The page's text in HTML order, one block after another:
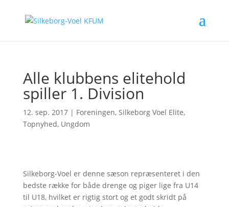
Alle klubbens elitehold
spiller 1. Division
12. sep. 2017| Foreningen, Silkeborg Voel Elite,
Topnyhed, Ungdom
Silkeborg-Voel er denne sæson repræsenteret i den
bedste række for både drenge og piger lige fra U14
til U18, hvilket er rigtig stort og et godt skridt på